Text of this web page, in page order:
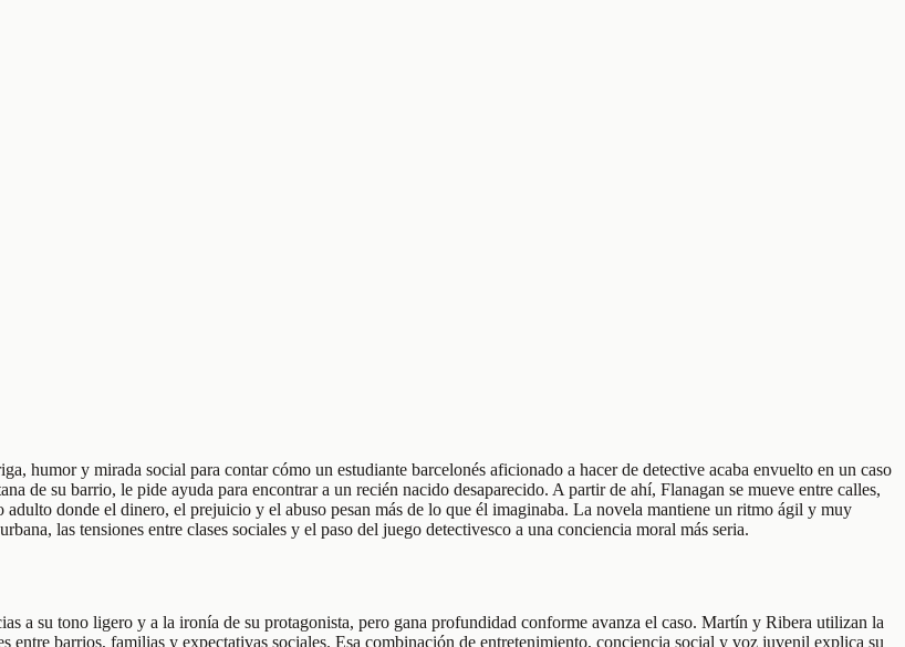
humor y mirada social para contar cómo un estudiante barcelonés aficionado a hacer de detective acaba envuelto en un caso
de su barrio, le pide ayuda para encontrar a un recién nacido desaparecido. A partir de ahí, Flanagan se mueve entre calles,
donde el dinero, el prejuicio y el abuso pesan más de lo que él imaginaba. La novela mantiene un ritmo ágil y muy
las tensiones entre clases sociales y el paso del juego detectivesco a una conciencia moral más seria.
a su tono ligero y a la ironía de su protagonista, pero gana profundidad conforme avanza el caso. Martín y Ribera utilizan la
entre barrios, familias y expectativas sociales. Esa combinación de entretenimiento, conciencia social y voz juvenil explica su